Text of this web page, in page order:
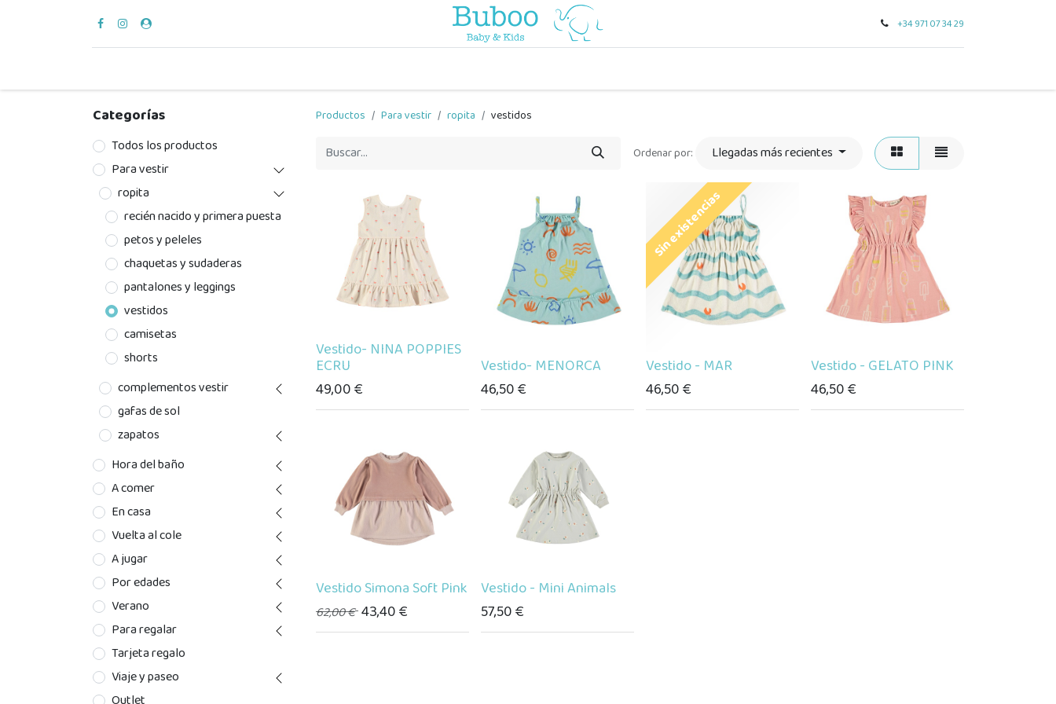
+34 971 07 34 29
Categorías
Todos los productos
Para vestir
ropita
recién nacido y primera puesta
petos y peleles
chaquetas y sudaderas
pantalones y leggings
vestidos
camisetas
shorts
complementos vestir
gafas de sol
zapatos
Hora del baño
A comer
En casa
Vuelta al cole
A jugar
Por edades
Verano
Para regalar
Tarjeta regalo
Viaje y paseo
Productos Para vestir ropita vestidos
Ordenar por: Llegadas más recientes
Vestido- NINA POPPIES
ECRU
49,00€
Vestido- MENORCA
46,50€
Sin existencias
Vestido - MAR
46,50€
Vestido - GELATO PINK
46,50€
Vestido Simona Soft Pink
62,00€ 43,40€
Vestido - Mini Animals
57,50€